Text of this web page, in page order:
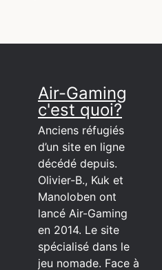
Air-Gaming
c'est quoi?
Anciens réfugiés
d’un site en ligne
décédé depuis.
Olivier-B., Kuk et
Manoloben ont
lancé Air-Gaming
en 2014. Le site
spécialisé dans le
jeu nomade. Face à